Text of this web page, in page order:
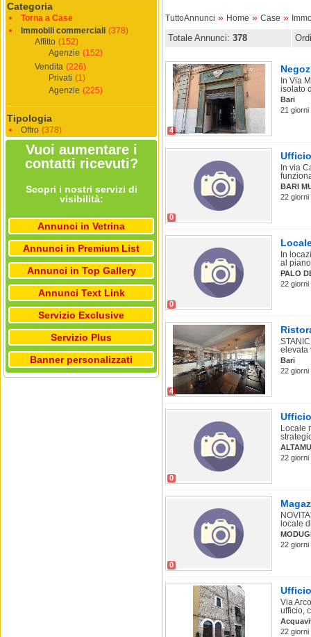
Categoria
Torna a Case
Immobili commerciali (378)
Affitto (152)
Agenzie (152)
Vendita (226)
Privati (1)
Agenzie (225)
Tipologia
Offro (378)
Vuoi aumentare i
contatti ricevuti?
Scopri i nostri servizi di
visibilità:
Annunci in Vetrina
Annunci in Premium List
Annunci in Top Gallery
Annunci Text Link
Servizio Exclusive
Servizio Plus
Banner personalizzati
TuttoAnnunci » Home » Case »
Totale Annunci: 378
4
In Via
isolato
Bari
21 giorni
0
In via
BARI
22 giorni
0
In
al
PALO
22 giorni
4
elevata
Bari
22 giorni
0
Locale
22 giorni
0
locale
22 giorni
Via
ufficio,
22 giorni